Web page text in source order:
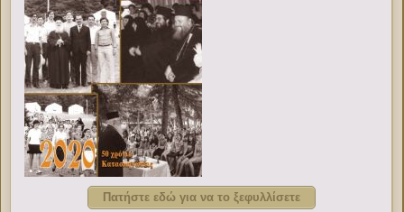
Πατήστε εδώ για να το ξεφυλλίσετε